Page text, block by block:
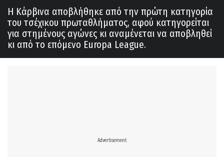
Η Κάρβινα αποβλήθηκε από την πρώτη κατηγορία
του τσέχικου πρωταθλήματος, αφού κατηγορείται
για στημένους αγώνες κι αναμένεται να αποβληθεί
κι από το επόμενο Europa League.